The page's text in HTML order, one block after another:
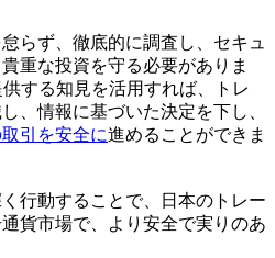
らず、徹底的に調査し、セキュ
重な投資を守る必要がありま
供する知見を活用すれば、トレ
、情報に基づいた決定を下し、
引を安全に進めることができま
行動することで、日本のトレー
貨市場で、より安全で実りのあ